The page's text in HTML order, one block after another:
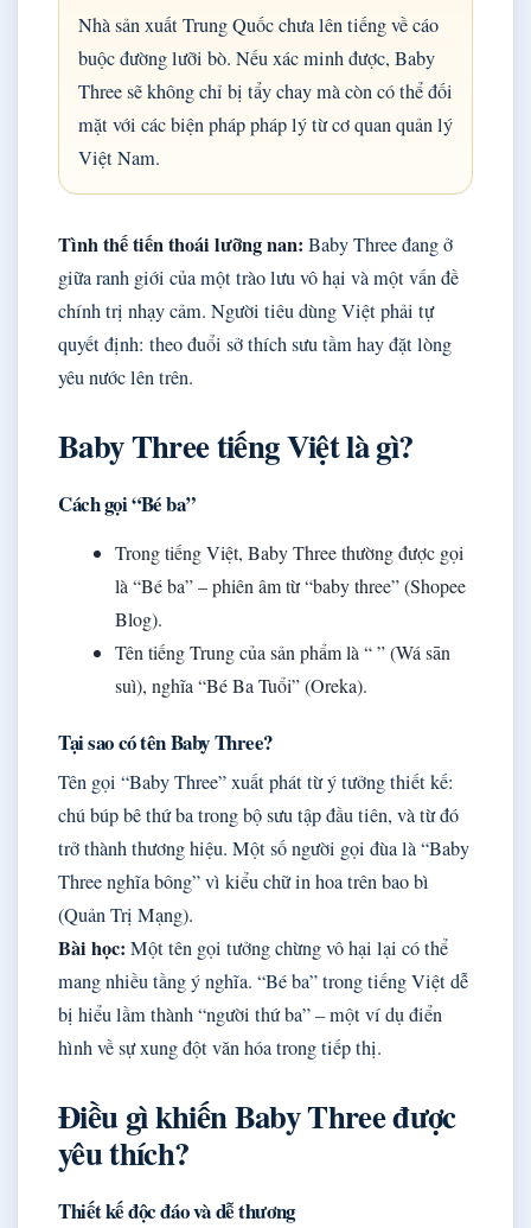
Nhà sản xuất Trung Quốc chưa lên tiếng về cáo
buộc đường lưỡi bò. Nếu xác minh được, Baby
Three sẽ không chỉ bị tẩy chay mà còn có thể đối
mặt với các biện pháp pháp lý từ cơ quan quản lý
Việt Nam.
Tình thế tiến thoái lưỡng nan: Baby Three đang ở
giữa ranh giới của một trào lưu vô hại và một vấn đề
chính trị nhạy cảm. Người tiêu dùng Việt phải tự
quyết định: theo đuổi sở thích sưu tầm hay đặt lòng
yêu nước lên trên.
Baby Three tiếng Việt là gì?
Cách gọi “Bé ba”
Trong tiếng Việt, Baby Three thường được gọi
là “Bé ba” – phiên âm từ “baby three” (Shopee
Blog).
Tên tiếng Trung của sản phẩm là “ ” (Wá sān
suì), nghĩa “Bé Ba Tuổi” (Oreka).
Tại sao có tên Baby Three?
Tên gọi “Baby Three” xuất phát từ ý tưởng thiết kế:
chú búp bê thứ ba trong bộ sưu tập đầu tiên, và từ đó
trở thành thương hiệu. Một số người gọi đùa là “Baby
Three nghĩa bông” vì kiểu chữ in hoa trên bao bì
(Quản Trị Mạng).
Bài học: Một tên gọi tưởng chừng vô hại lại có thể
mang nhiều tầng ý nghĩa. “Bé ba” trong tiếng Việt dễ
bị hiểu lầm thành “người thứ ba” – một ví dụ điển
hình về sự xung đột văn hóa trong tiếp thị.
Điều gì khiến Baby Three được
yêu thích?
Thiết kế độc đáo và dễ thương